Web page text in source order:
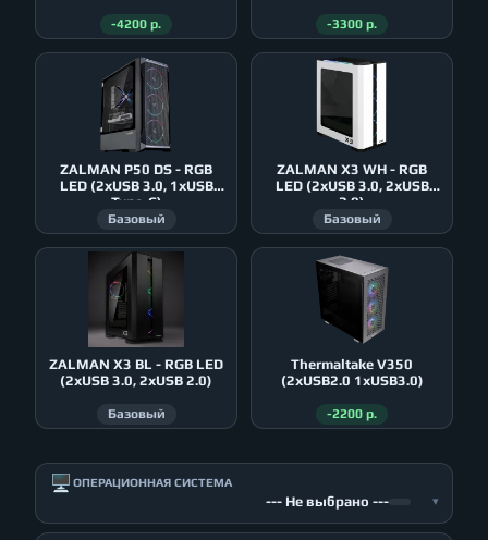
-4200 р. -3300 р.
ZALMAN P50 DS - RGB
LED (2xUSB 3.0, 1xUSB
Type-C)
Базовый
ZALMAN X3 WH - RGB
LED (2xUSB 3.0, 2xUSB
2.0)
Базовый
ZALMAN X3 BL - RGB LED
(2xUSB 3.0, 2xUSB 2.0)
Базовый
Thermaltake V350
(2xUSB2.0 1xUSB3.0)
-2200 р.
🖥️ ОПЕРАЦИОННАЯ СИСТЕМА
--- Не выбрано --- ▾